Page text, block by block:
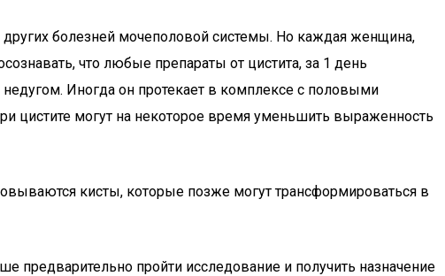
болезней мочеполовой системы. Но каждая женщина,
что любые препараты от цистита, за 1 день
Иногда он протекает в комплексе с половыми
цистите могут на некоторое время уменьшить выраженность
кисты, которые позже могут трансформироваться в
предварительно пройти исследование и получить назначение